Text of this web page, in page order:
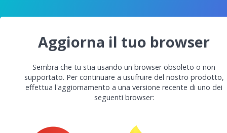
Aggiorna il tuo browser
Sembra che tu stia usando un browser obsoleto o non
supportato. Per continuare a usufruire del nostro prodotto,
effettua l'aggiornamento a una versione recente di uno dei
seguenti browser: